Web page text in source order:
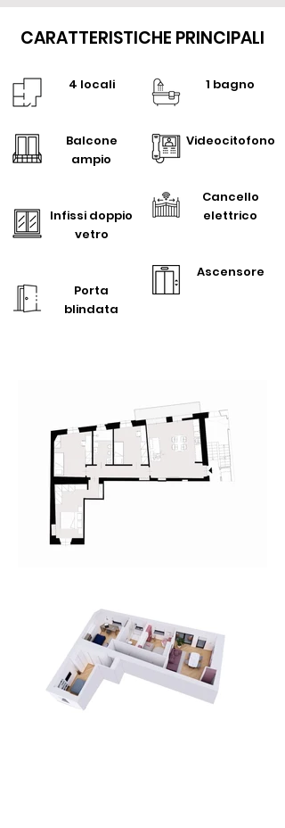
CARATTERISTICHE PRINCIPALI
4 locali
Balcone
ampio
Infissi doppio
vetro
Porta
blindata
1 bagno
Videocitofono
Cancello
elettrico
Ascensore